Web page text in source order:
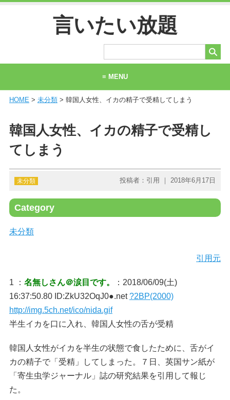
言いたい放題
≡ MENU
ホーム
当サイトについて
HOME> 未分類> 韓国人女性、イカの精子で受精してしまう
韓国人女性、イカの精子で受精し
てしまう
未分類 投稿者：引用 ｜ 2018年6月17日
Category
未分類
引用元
1 ： 名無しさん＠涙目です。
：2018/06/09(土)
16:37:50.80 ID:ZkU32OqJ0●.net?2BP(2000)
http://img.5ch.net/ico/nida.gif
半生イカを口に入れ、韓国人女性の舌が受精
韓国人女性がイカを半生の状態で食したために、舌がイ
カの精子で「受精」してしまった。７日、英国サン紙が
「寄生虫学ジャーナル」誌の研究結果を引用して報じ
た。